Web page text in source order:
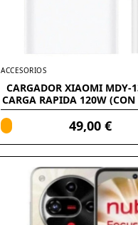
ACCESORIOS
CARGADOR XIAOMI MDY-
CARGA RAPIDA 120W (CON
C)
49,00 €